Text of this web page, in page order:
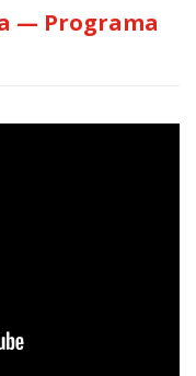
— Programa